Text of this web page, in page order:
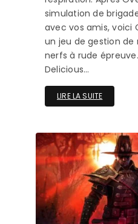
simulation de
avec vos amis, voici
un jeu de gestion
nerfs à rude
Delicious…
LIRE LA SUITE